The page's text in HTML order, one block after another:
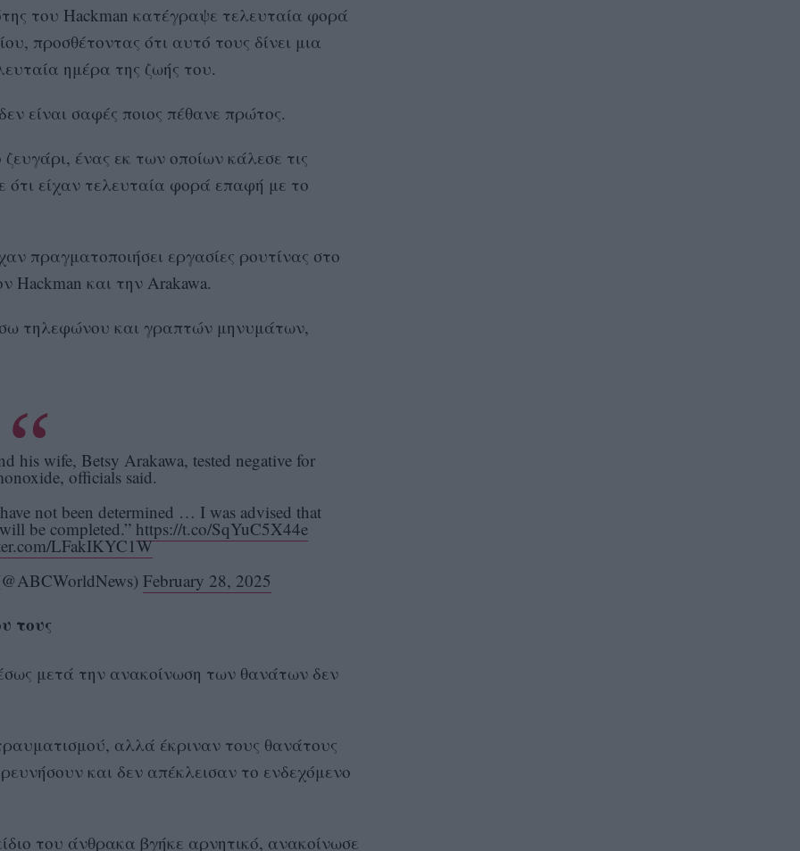
του Hackman κατέγραψε τελευταία φορά
προσθέτοντας ότι αυτό τους δίνει μια
ημέρα της ζωής του.
είναι σαφές ποιος πέθανε πρώτος.
ένας εκ των οποίων κάλεσε τις
ότι είχαν τελευταία φορά επαφή με το
πραγματοποιήσει εργασίες ρουτίνας στο
Hackman και την Arakawa.
τηλεφώνου και γραπτών μηνυμάτων,
his wife, Betsy Arakawa, tested negative for
officials said.
not been determined … I was advised that
be completed.” https://t.co/SqYuC5X44e
LFakIKYC1W
February 28, 2025
τους
μετά την ανακοίνωση των θανάτων δεν
αλλά έκριναν τους θανάτους
και δεν απέκλεισαν το ενδεχόμενο
του άνθρακα βγήκε αρνητικό, ανακοίνωσε